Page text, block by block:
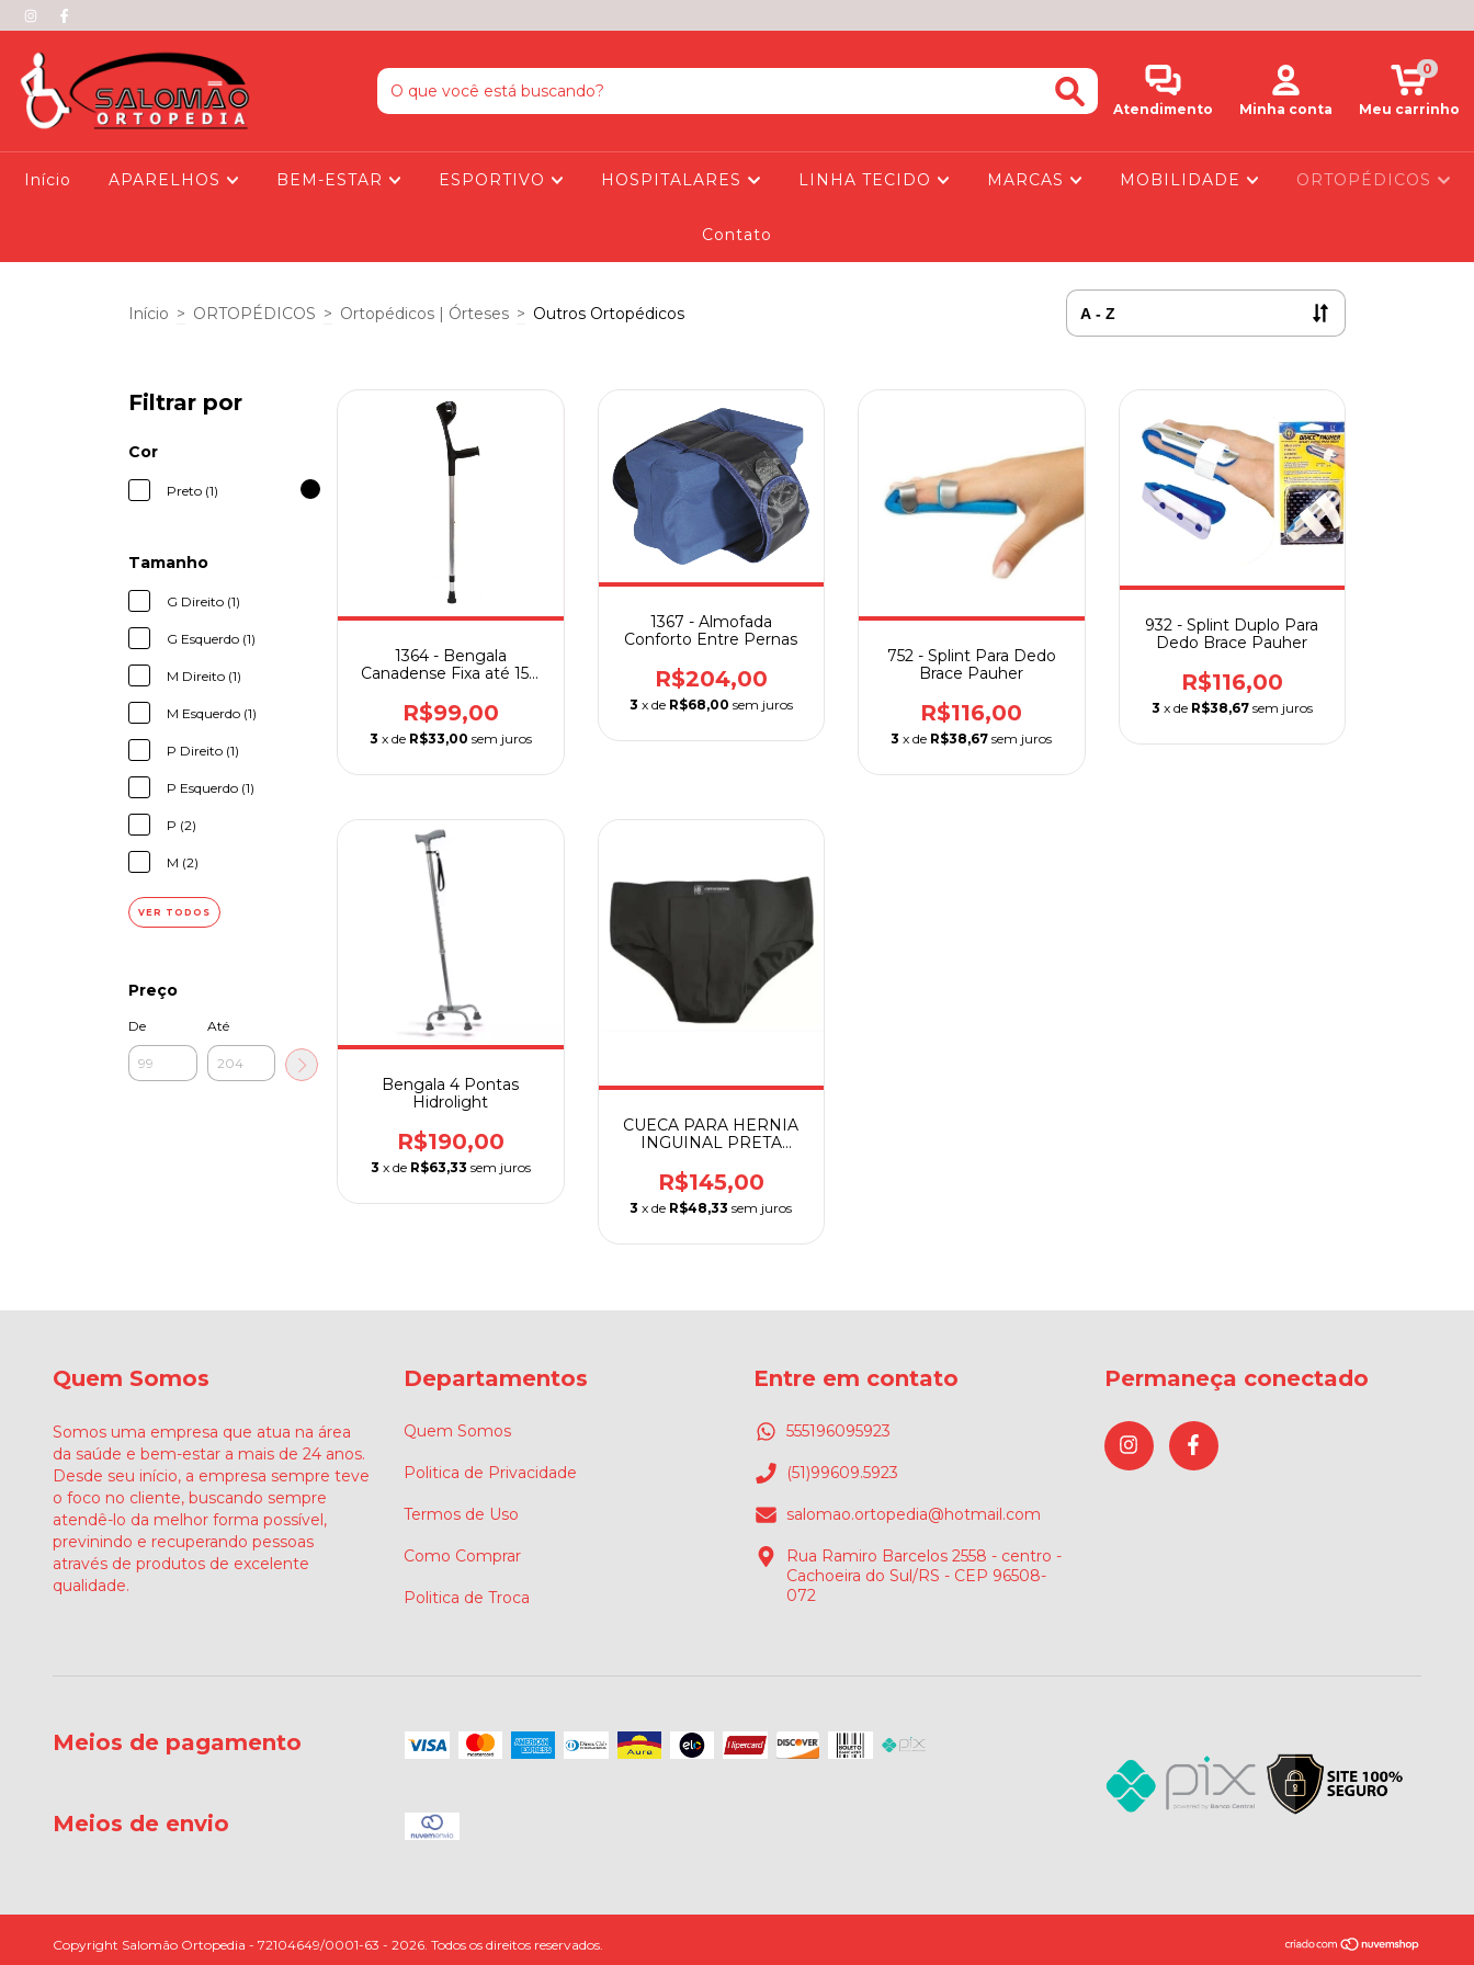
Atendimento Minha conta Meu carrinho
0
Início APARELHOS BEM-ESTAR ESPORTIVO HOSPITALARES LINHA TECIDO MARCAS MOBILIDADE ORTOPÉDICOS
Contato
Início > ORTOPÉDICOS > Ortopédicos | Órteses > Outros Ortopédicos
Filtrar por
Cor
Preto (1)
Tamanho
G Direito (1)
G Esquerdo (1)
M Direito (1)
M Esquerdo (1)
P Direito (1)
P Esquerdo (1)
P (2)
M (2)
VER TODOS
Preço
De Até
1364 - Bengala
Canadense Fixa até 150
Unidade
R$99,00
3 x de R$33,00 sem juros
1367 - Almofada
Conforto Entre Pernas
R$204,00
3 x de R$68,00 sem juros
752 - Splint Para Dedo
Brace Pauher
R$116,00
3 x de R$38,67 sem juros
932 - Splint Duplo Para
Dedo Brace Pauher
R$116,00
3 x de R$38,67 sem juros
Bengala 4 Pontas
Hidrolight
R$190,00
3 x de R$63,33 sem juros
CUECA PARA HERNIA
INGUINAL PRETA
R$145,00
3 x de R$48,33 sem juros
Quem Somos
Somos uma empresa que atua na área
da saúde e bem-estar a mais de 24 anos.
Desde seu início, a empresa sempre teve
o foco no cliente, buscando sempre
atendê-lo da melhor forma possível,
previnindo e recuperando pessoas
através de produtos de excelente
qualidade.
Departamentos
Quem Somos
Politica de Privacidade
Termos de Uso
Como Comprar
Politica de Troca
Entre em contato
555196095923
(51)99609.5923
salomao.ortopedia@hotmail.com
Rua Ramiro Barcelos 2558 - centro -
Cachoeira do Sul/RS - CEP 96508-
072
Permaneça conectado
Meios de pagamento
Meios de envio
Copyright Salomão Ortopedia - 72104649/0001-63 - 2026. Todos os direitos reservados.